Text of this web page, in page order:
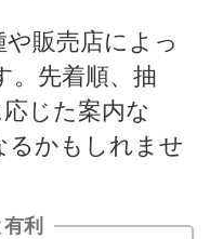
販売店によっ
。先着順、抽
じた案内な
るかもしれませ
利